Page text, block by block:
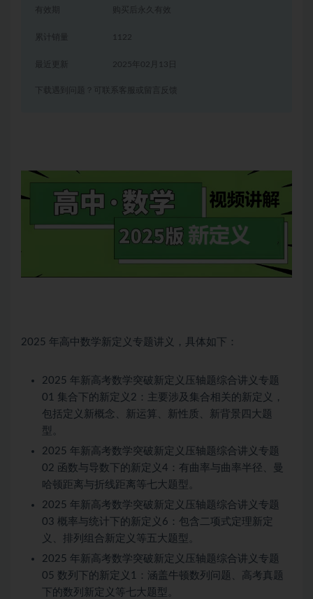
有效期 购买后永久有效
累计销量 1122
2025年02月13日
下载遇到问题？可联系客服或留言反馈
2025 年高中数学新定义专题讲义，具体如下：
2025 年新高考数学突破新定义压轴题综合讲义专题
01 集合下的新定义2：主要涉及集合相关的新定义，
包括定义新概念、新运算、新性质、新背景四大题
型。
2025 年新高考数学突破新定义压轴题综合讲义专题
02 函数与导数下的新定义4：有曲率与曲率半径、曼
哈顿距离与折线距离等七大题型。
2025 年新高考数学突破新定义压轴题综合讲义专题
03 概率与统计下的新定义6：包含二项式定理新定
义、排列组合新定义等五大题型。
2025 年新高考数学突破新定义压轴题综合讲义专题
05 数列下的新定义1：涵盖牛顿数列问题、高考真题
下的数列新定义等七大题型。